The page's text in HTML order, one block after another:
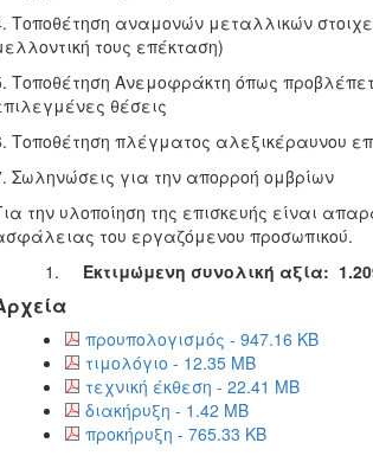
Τοποθέτηση αναμονών μεταλλικών
τους επέκταση)
Τοποθέτηση Ανεμοφράκτη όπως
θέσεις
Τοποθέτηση πλέγματος αλεξικέραυνου
Σωληνώσεις για την απορροή ομβρίων
την υλοποίηση της επισκευής είναι
του εργαζόμενου προσωπικού.
Εκτιμώμενη συνολική αξία:
προυπολογισμός - 947.16 KB
τιμολόγιο - 12.35 MB
τεχνική έκθεση - 22.41 MB
διακήρυξη - 1.42 MB
προκήρυξη - 765.33 KB